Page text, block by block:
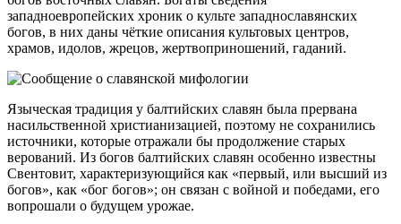
западноевропейских хроник о культе западнославянских
богов, в них даны чёткие описания культовых центров,
храмов, идолов, жрецов, жертвоприношений, гаданий.
Языческая традиция у балтийских славян была прервана
насильственной христианизацией, поэтому не сохранились
источники, которые отражали бы продолжение старых
верований. Из богов балтийских славян особенно известны
Свентовит, характеризующийся как «первый, или высший из
богов», как «бог богов»; он связан с войной и победами, его
вопрошали о будущем урожае.